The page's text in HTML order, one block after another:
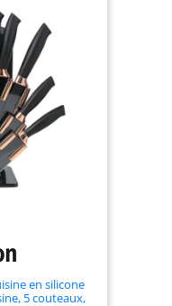
1 cuillère à soupe,
+ seau de
：Chaque pièce
un trou de
dans le seau
solution
Nettoyage
l'adhérence des
ou à la main à
de cuisine
régulier.
en silicone
5 couteaux,